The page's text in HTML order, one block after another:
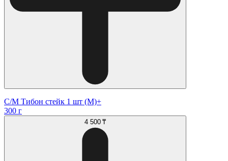
С/М Тибон стейк 1 шт (М)+
300 г
4 500 ₸